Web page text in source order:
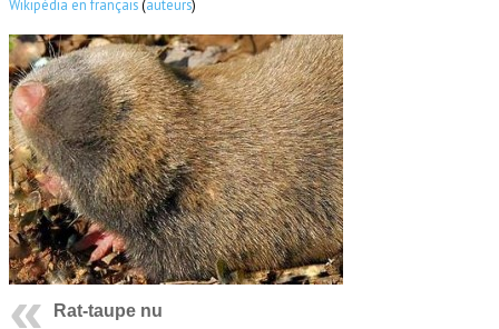
Wikipédia en français (auteurs)
Rat-taupe nu